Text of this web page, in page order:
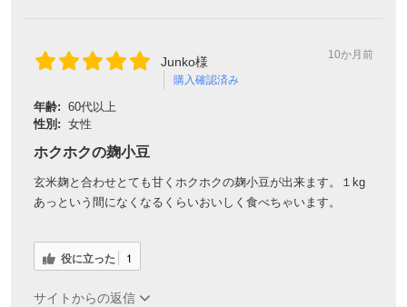
Junko様
購入確認済み
10か月前
年齢: 60代以上
性別: 女性
ホクホクの麹小豆
玄米麹と合わせとても甘くホクホクの麹小豆が出来ます。１kg
あっという間になくなるくらいおいしく食べちゃいます。
役に立った 1
サイトからの返信